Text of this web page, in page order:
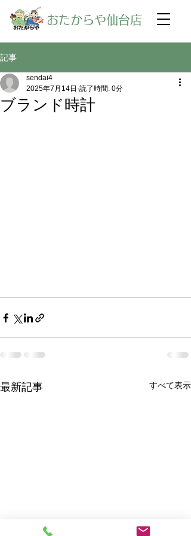
​おたからや仙台店
記事
ブランド時計
sendai4
2025年7月14日 読了時間: 0分
最新記事 すべて表示